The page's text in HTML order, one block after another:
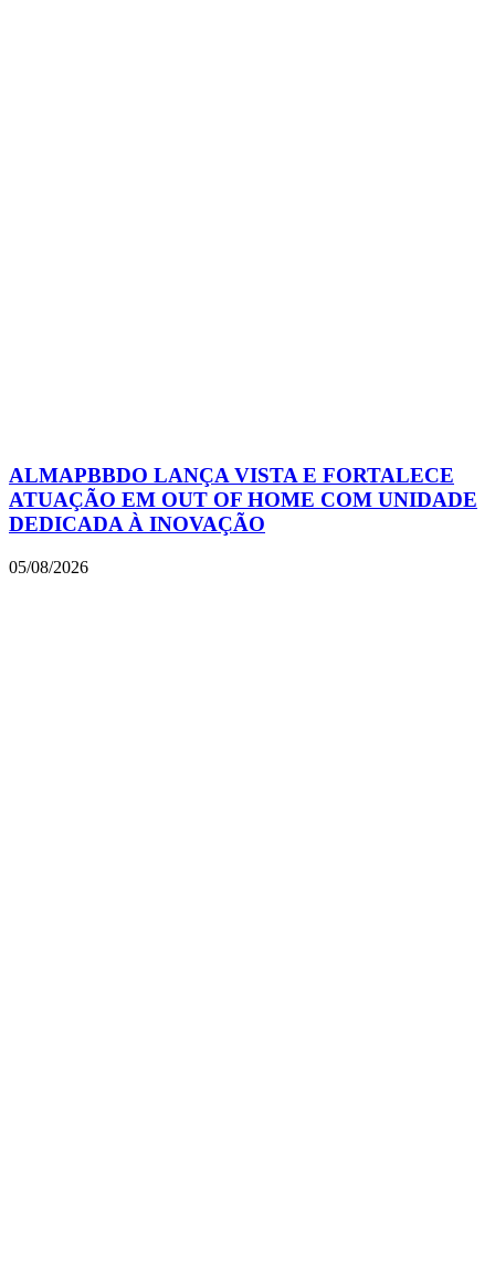
ALMAPBBDO LANÇA VISTA E FORTALECE
ATUAÇÃO EM OUT OF HOME COM UNIDADE
DEDICADA À INOVAÇÃO
05/08/2026